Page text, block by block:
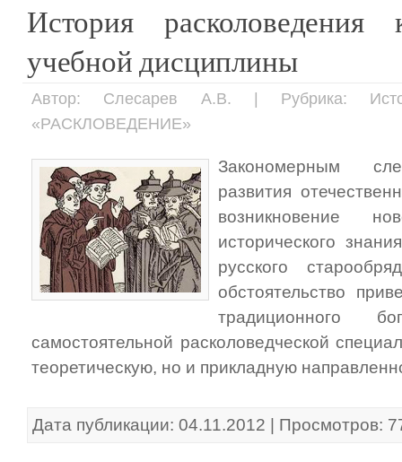
История
учебной дисциплины
Автор: Слесарев А.В. | Рубрика:
«РАСКЛОВЕДЕНИЕ»
Закономерным
развития
возникновение
исторического
русского
обстоятельство
традиционного
самостоятельной расколоведческой
теоретическую, но и прикладную
Дата публикации: 04.11.2012 | Просмотров: